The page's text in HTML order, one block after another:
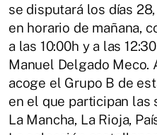
se disputará los días
en horario de mañana,
a las 10:00h y a las
Manuel Delgado Meco.
acoge el Grupo B de
en el que participan
La Mancha, La Rioja,